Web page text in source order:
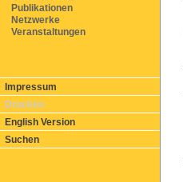
Publikationen
Netzwerke
Veranstaltungen
Impressum
Drucken
English Version
Suchen